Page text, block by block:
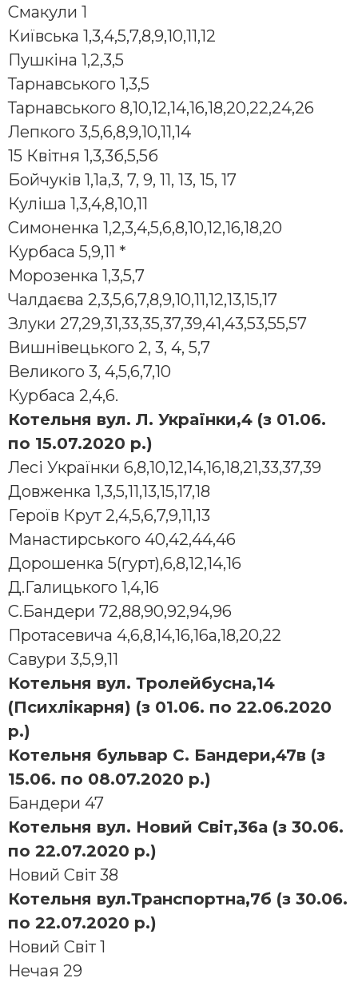
Смакули 1
Київська 1,3,4,5,7,8,9,10,11,12
Пушкіна 1,2,3,5
Тарнавського 1,3,5
Тарнавського 8,10,12,14,16,18,20,22,24,26
Лепкого 3,5,6,8,9,10,11,14
15 Квітня 1,3,3б,5,5б
Бойчуків 1,1а,3, 7, 9, 11, 13, 15, 17
Куліша 1,3,4,8,10,11
Симоненка 1,2,3,4,5,6,8,10,12,16,18,20
Куpбаса 5,9,11 *
Моpозенка 1,3,5,7
Чалдаєва 2,3,5,6,7,8,9,10,11,12,13,15,17
Злуки 27,29,31,33,35,37,39,41,43,53,55,57
Вишнівецького 2, 3, 4, 5,7
Великого 3, 4,5,6,7,10
Курбаса 2,4,6.
Котельня вул. Л. Українки,4 (з 01.06.
по 15.07.2020 р.)
Лесі Українки 6,8,10,12,14,16,18,21,33,37,39
Довженка 1,3,5,11,13,15,17,18
Героїв Крут 2,4,5,6,7,9,11,13
Манастиpського 40,42,44,46
Доpошенка 5(гурт),6,8,12,14,16
Д.Галицького 1,4,16
С.Бандеpи 72,88,90,92,94,96
Протасевича 4,6,8,14,16,16а,18,20,22
Савури 3,5,9,11
Котельня вул. Тролейбусна,14
(Психлікарня) (з 01.06. по 22.06.2020
р.)
Котельня бульвар С. Бандери,47в (з
15.06. по 08.07.2020 р.)
Бандеpи 47
Котельня вул. Новий Світ,36а (з 30.06.
по 22.07.2020 р.)
Новий Свiт 38
Котельня вул.Транспортна,7б (з 30.06.
по 22.07.2020 р.)
Новий Світ 1
Нечая 29